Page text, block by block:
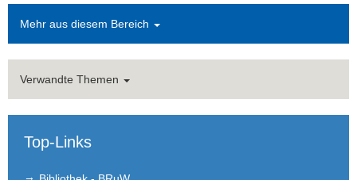
Mehr aus diesem Bereich
Verwandte Themen
Top-Links